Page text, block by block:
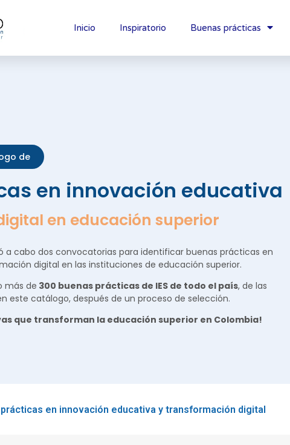
Inicio Inspiratorio Buenas prácticas
de
en innovación educativa
en educación superior
a cabo dos convocatorias para identificar buenas prácticas en
digital en las instituciones de educación superior.
más de 300 buenas prácticas de IES de todo el país, de las
este catálogo, después de un proceso de selección.
que transforman la educación superior en Colombia!
en innovación educativa y transformación digital